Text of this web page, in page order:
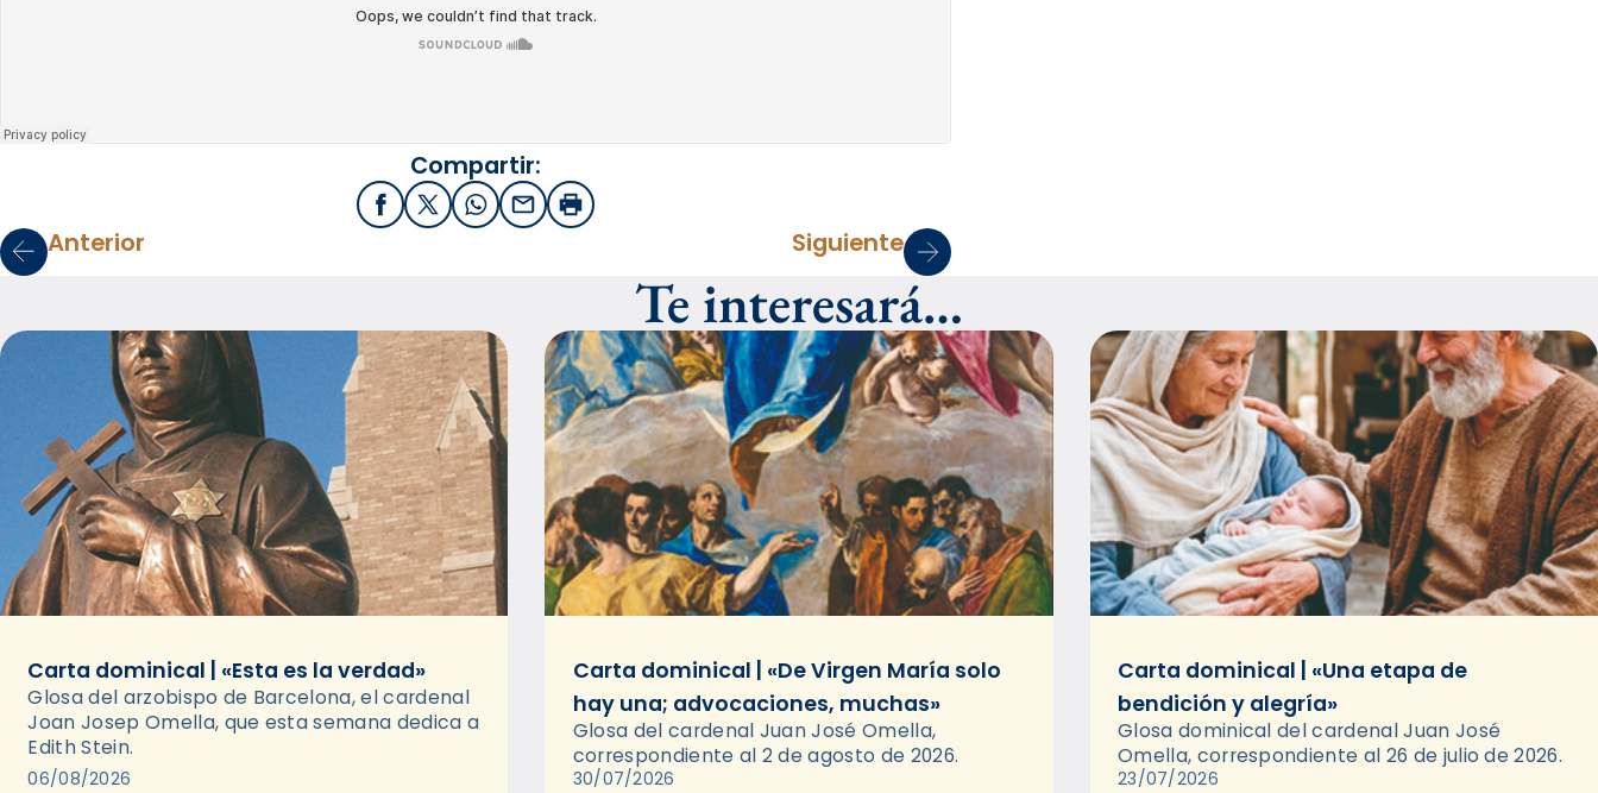
Compartir:
FacebookX / Twitter
WhatsApp
EmailImprimir
Anterior Siguiente
Te interesará…
Carta dominical | «Esta es la verdad»
Glosa del arzobispo de Barcelona, el cardenal
Joan Josep Omella, que esta semana dedica a
Edith Stein.
06/08/2026
Carta dominical | «De Virgen María solo
hay una; advocaciones, muchas»
Glosa del cardenal Juan José Omella,
correspondiente al 2 de agosto de 2026.
30/07/2026
Carta dominical | «Una etapa de
bendición y alegría»
Glosa dominical del cardenal Juan José
Omella, correspondiente al 26 de julio de 2026.
23/07/2026